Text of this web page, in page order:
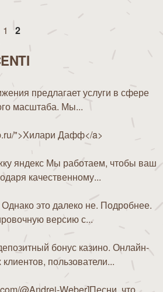
1 2
предлагает услуги в сфере
масштаба. Мы...
">Хилари Дафф</a>
яндекс Мы работаем, чтобы ваш
качественному...
Однако это далеко не. Подробнее.
версию с...
бонус казино. Онлайн-
пользователи...